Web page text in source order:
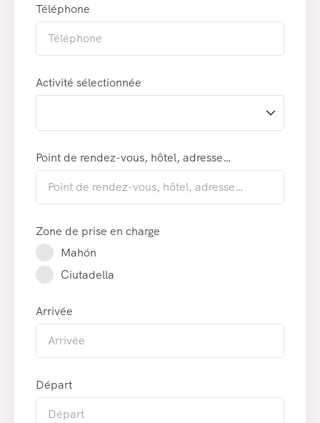
Téléphone
Activité sélectionnée
Point de rendez-vous, hôtel, adresse…
Zone de prise en charge
Mahón
Ciutadella
Arrivée
Départ